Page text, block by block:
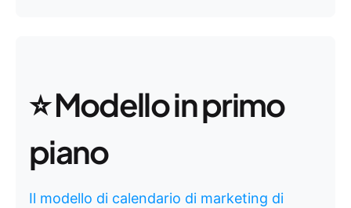
⭐ Modello in primo
piano
Il modello di calendario di marketing di